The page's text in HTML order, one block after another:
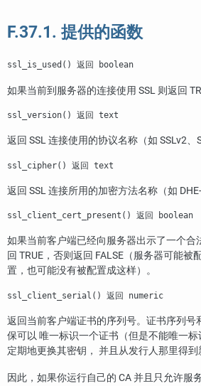
F.37.1. 提供的函数
ssl_is_used() 返回 boolean
如果当前到服务器的连接使用 SSL 则返回
ssl_version() 返回 text
返回 SSL 连接使用的协议名称（如 SSLv2、
ssl_cipher() 返回 text
返回 SSL 连接所用的加密方法名称（如 DHE-
ssl_client_cert_present() 返回 boolean
如果当前客户端已经向服务器出示了一个合
回 TRUE，否则返回 FALSE（服务器可能被
置，也可能没有被配置成这样）。
ssl_client_serial() 返回 numeric
返回当前客户端证书的序列号。证书序列号
保可以 唯一标识一个证书（但是不能唯一
定期地更换其密钥， 并且从发行人那里得到
因此，如果你运行自己的 CA 并且只允许服